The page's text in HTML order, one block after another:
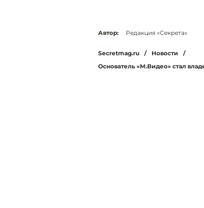
Автор: Редакция «Секрета»
Secretmag.ru / Новости
/
Основатель «М.Видео» стал